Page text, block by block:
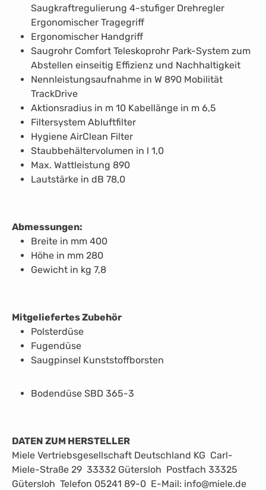
Saugkraftregulierung 4-stufiger Drehregler
Ergonomischer Tragegriff
Ergonomischer Handgriff
Saugrohr Comfort Teleskoprohr Park-System zum
Abstellen einseitig Effizienz und Nachhaltigkeit
Nennleistungsaufnahme in W 890 Mobilität
TrackDrive
Aktionsradius in m 10 Kabellänge in m 6,5
Filtersystem Abluftfilter
Hygiene AirClean Filter
Staubbehältervolumen in l 1,0
Max. Wattleistung 890
Lautstärke in dB 78,0
Abmessungen:
Breite in mm 400
Höhe in mm 280
Gewicht in kg 7,8
Mitgeliefertes Zubehör
Polsterdüse
Fugendüse
Saugpinsel Kunststoffborsten
Bodendüse SBD 365-3
DATEN ZUM HERSTELLER
Miele Vertriebsgesellschaft Deutschland KG Carl-
Miele-Straße 29 33332 Gütersloh Postfach 33325
Gütersloh Telefon 05241 89-0 E-Mail: info@miele.de